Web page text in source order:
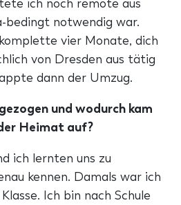
ich noch remote aus
bedingt notwendig war.
vier Monate, dich
von Dresden aus tätig
dann der Umzug.
und wodurch kam
Heimat auf?
ich lernten uns zu
kennen. Damals war ich
Ich bin nach Schule